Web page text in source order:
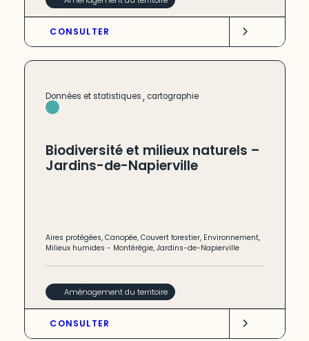
CONSULTER
Données et statistiques, cartographie
Biodiversité et milieux naturels –
Jardins-de-Napierville
Aires protégées,Canopée,Couvert forestier, Environnement,
Milieux humides - Montérégie,Jardins-de-Napierville
Aménagement du territoire
CONSULTER